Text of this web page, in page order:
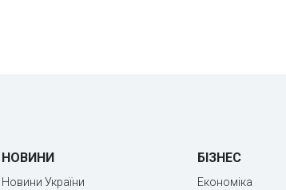
НОВИНИ
Новини України
БІЗНЕС
Економіка